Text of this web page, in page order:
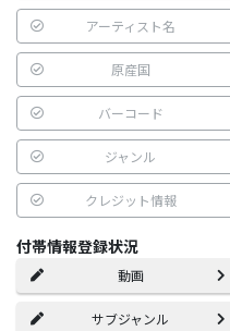
アーティスト名
原産国
バーコード
ジャンル
クレジット情報
付帯情報登録状況
動画
サブジャンル